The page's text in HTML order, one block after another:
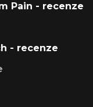
Pain - recenze
- recenze